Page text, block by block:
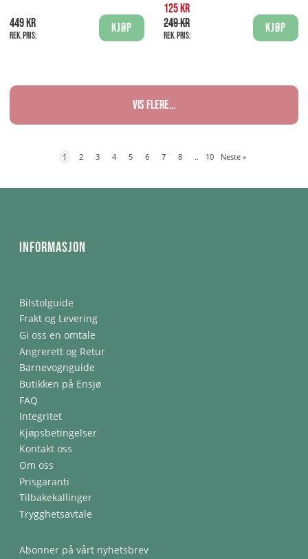
449 kr
Rek. pris:
Kjøp
125 kr
249 kr
Rek. pris:
Kjøp
Vis flere...
1 2 3 4 5 6 7 8 .. 10 Neste »
Informasjon
Bilstolguide
Frakt og Levering
Gi oss en omtale
Angrerett og Retur
Barnevognguide
Butikken på Ensjø
FAQ
Integritet
Kjøpsbetingelser
Kontakt oss
Om oss
Prisgaranti
Tilbakekallinger
Trygghetsavtale
Abonner på vårt nyhetsbrev